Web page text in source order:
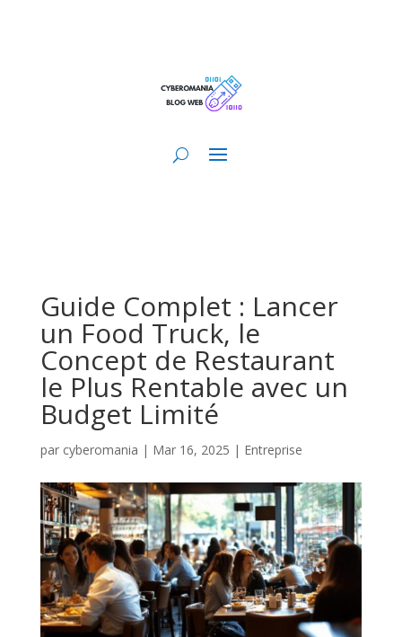
Guide Complet : Lancer
un Food Truck, le
Concept de Restaurant
le Plus Rentable avec un
Budget Limité
par cyberomania | Mar 16, 2025 | Entreprise